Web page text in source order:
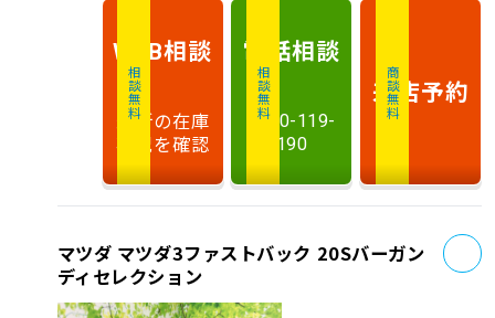
相談無料
WEB相談
最新の在庫
状況を確認
相談無料
電話相談
0120-119-
190
商談無料
来店予約
マツダ マツダ3ファストバック 20Sバーガン
ディセレクション